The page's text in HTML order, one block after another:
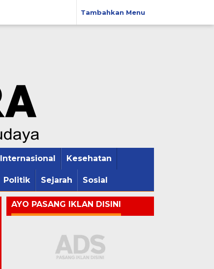
Tambahkan Menu
Internasional Kesehatan
Politik Sejarah Sosial
AYO PASANG IKLAN DISINI